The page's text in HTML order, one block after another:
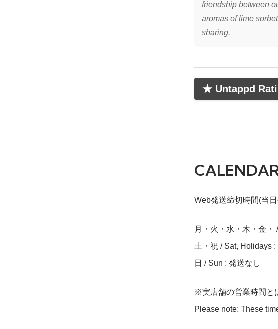
friendship between
aromas of lime
sharing.
★ Untappd
Web発送締切時間(当
月・火・水・木・金・
土・祝 / Sat, Holidays :
日 / Sun : 発送なし
※実店舗の営業時間と
Please note: These